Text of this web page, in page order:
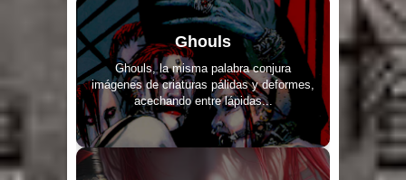
Ghouls
Ghouls, la misma palabra conjura
imágenes de criaturas pálidas y deformes,
acechando entre lápidas...